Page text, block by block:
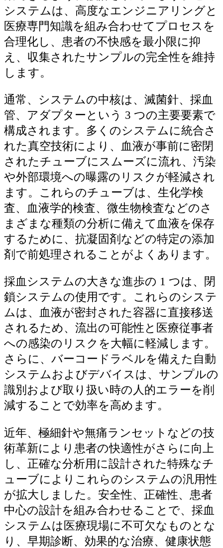
システムは、高度なエンジニアリングと
医療専門知識を組み合わせてプロセスを
合理化し、患者の不快感を最小限に抑
え、収集されたサンプルの完全性を維持
します。
通常、システムの中核は、滅菌針、採血
管、アダプターという 3 つの主要要素で
構成されます。多くのシステムに統合さ
れた真空技術により、血液が事前に密閉
されたチューブにスムーズに流れ、汚染
や外部環境への曝露のリスクが軽減され
ます。これらのチューブは、生化学検
査、血液学的検査、微生物検査などのさ
まざまな種類の分析に備えて血液を保存
するために、抗凝固剤などの特定の添加
剤で前処理されることがよくあります。
採血システムの大きな進歩の 1 つは、閉
鎖システムの使用です。これらのシステ
ムは、血液が密封された容器に直接移送
されるため、流出の可能性と医療従事者
への感染のリスクを大幅に軽減します。
さらに、バーコードラベルを備えた自動
システムおよびデバイスは、サンプルの
識別および取り扱い時の人的エラーを削
減することで効率を高めます。
近年、極細針や無痛ランセットなどの技
術革新により患者の快適性がさらに向上
し、正確な分析用に設計された特殊なチ
ューブによりこれらのシステムの汎用性
が拡大しました。安全性、正確性、患者
中心の設計を組み合わせることで、採血
システムは医療現場に不可欠なものとな
り、早期診断、効果的な治療、健康状態